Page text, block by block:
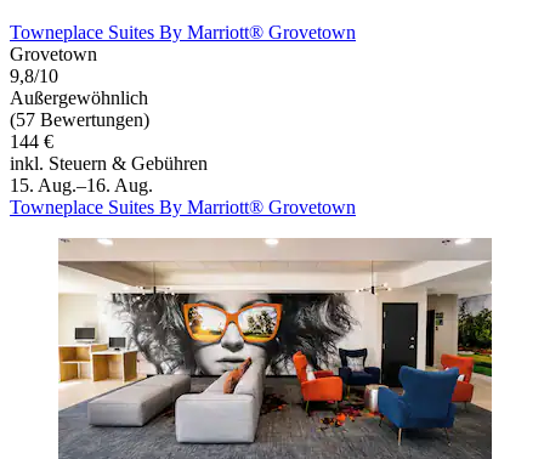
Towneplace Suites By Marriott® Grovetown
Grovetown
9,8/10
Außergewöhnlich
(57 Bewertungen)
144 €
inkl. Steuern & Gebühren
15. Aug.–16. Aug.
Towneplace Suites By Marriott® Grovetown